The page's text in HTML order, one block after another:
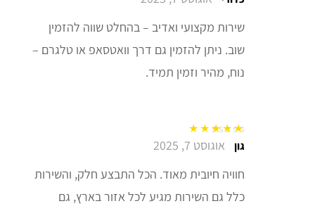
שירות מקצועי ואדיב – בהחלט שווה להזמין
שוב. ניתן להזמין גם דרך וואטסאפ או טלגרם –
נוח, מהיר וזמין תמיד.
דורג5 מתוך 5 גון אוגוסט 7, 2025
חוויה חיובית מאוד. הכל התבצע חלק, והשירות
כלל גם השירות מגיע לכל אזור בארץ, גם